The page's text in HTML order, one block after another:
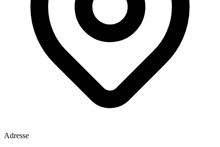
Adresse